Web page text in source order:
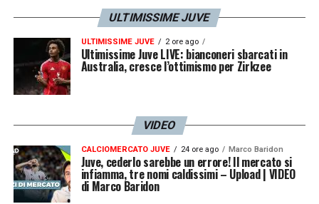
ULTIMISSIME JUVE
ULTIMISSIME JUVE 2 ore ago
Ultimissime Juve LIVE: bianconeri sbarcati in
Australia, cresce l’ottimismo per Zirkzee
VIDEO
CALCIOMERCATO JUVE 24 ore ago Marco Baridon
Juve, cederlo sarebbe un errore! Il mercato si
infiamma, tre nomi caldissimi – Upload | VIDEO
di Marco Baridon